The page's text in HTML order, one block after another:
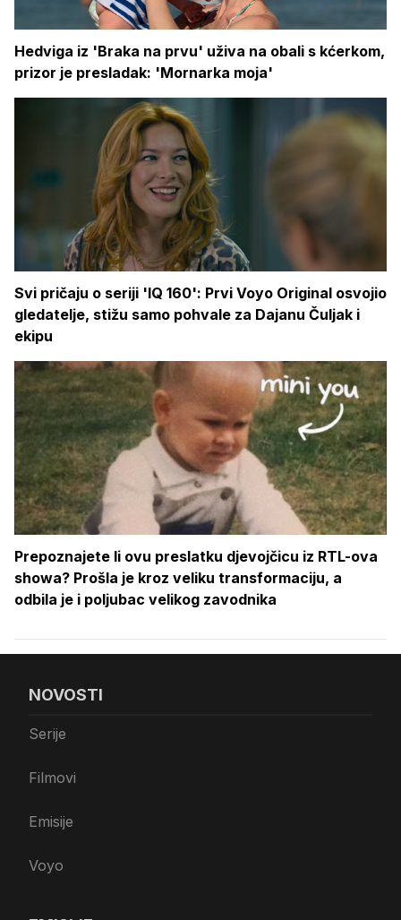
Hedviga iz 'Braka na prvu' uživa na obali s kćerkom,
prizor je presladak: 'Mornarka moja'
Svi pričaju o seriji 'IQ 160': Prvi Voyo Original osvojio
gledatelje, stižu samo pohvale za Dajanu Čuljak i
ekipu
Prepoznajete li ovu preslatku djevojčicu iz RTL-ova
showa? Prošla je kroz veliku transformaciju, a
odbila je i poljubac velikog zavodnika
NOVOSTI
Serije
Filmovi
Emisije
Voyo